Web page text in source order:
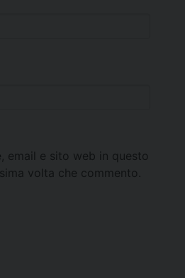
email e sito web in questo
volta che commento.